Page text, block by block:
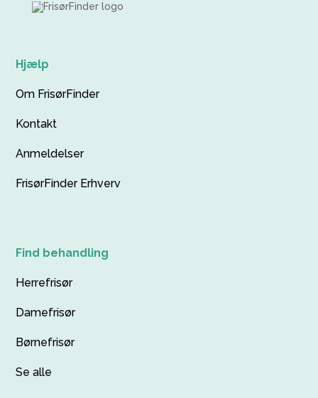
Hjælp
Om FrisørFinder
Kontakt
Anmeldelser
FrisørFinder Erhverv
Find behandling
Herrefrisør
Damefrisør
Børnefrisør
Se alle